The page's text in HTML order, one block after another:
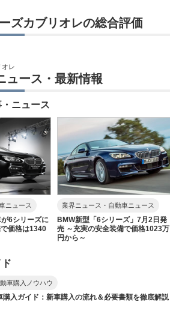
ズカブリオレの総合評価
オレ
ュース・最新情報
ニュース
ニュース
6シリーズに
価格は1340
業界ニュース・自動車ニュース
BMW新型「6シリーズ」7月2日発
売 ～充実の安全装備で価格1023万
円から～
車購入ノウハウ
購入ガイド：新車購入の流れ＆必要書類を徹底解説